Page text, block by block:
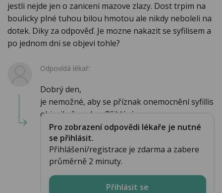
jestli nejde jen o zaniceni mazove zlazy. Dost trpim na
boulicky plné tuhou bilou hmotou ale nikdy neboleli na
dotek. Diky za odpověď. Je mozne nakazit se syfilisem a
po jednom dni se objevi tohle?
Odpovídá lékař:
Dobrý den,
je nemožné, aby se příznak onemocnění syfillis
objevil už za den. Přikláním s...
Pro zobrazení odpovědi lékaře je nutné
se přihlásit.
Přihlášení/registrace je zdarma a zabere
průměrně 2 minuty.
Přihlásit se